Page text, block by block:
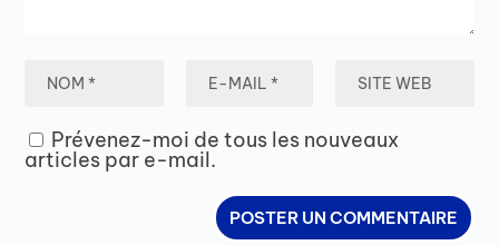
Prévenez-moi de tous les nouveaux
articles par e-mail.